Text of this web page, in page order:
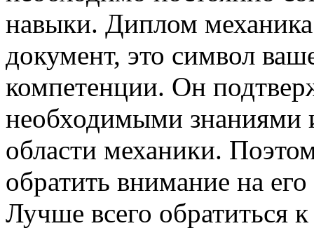
навыки. Диплом
документ, это символ
компетенции. Он
необходимыми знаниями
области механики.
обратить внимание на
Лучше всего обратиться